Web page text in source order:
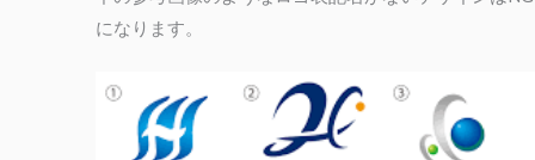
になります。